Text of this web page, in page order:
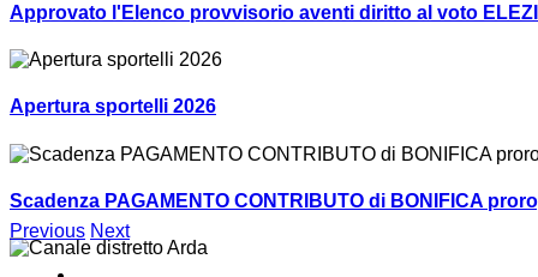
Approvato l'Elenco provvisorio aventi diritto al voto
Apertura sportelli 2026
Scadenza PAGAMENTO CONTRIBUTO di BONIFICA
Previous Next